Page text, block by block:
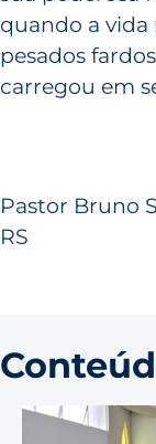
quando a vida
pesados
carregou em
Pastor Bruno
RS